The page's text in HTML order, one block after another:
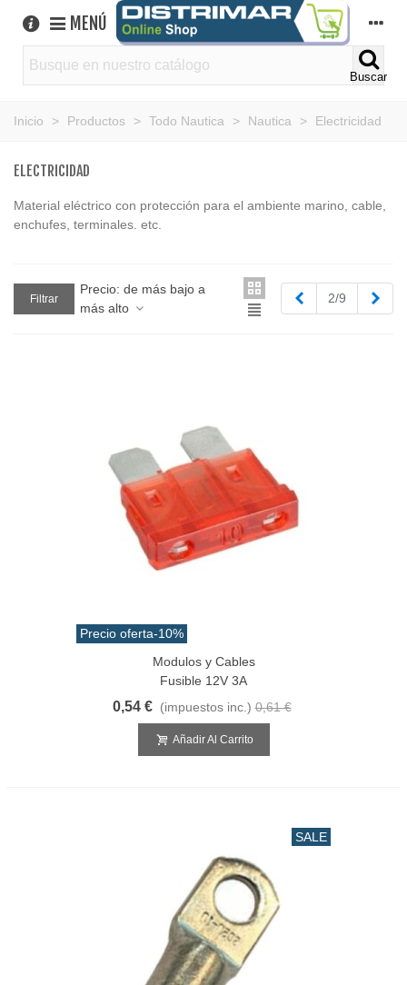
MENÚ
Buscar
Inicio > Productos > Todo Nautica > Nautica > Electricidad
ELECTRICIDAD
Material eléctrico con protección para el ambiente marino, cable,
enchufes, terminales. etc.
Filtrar
Precio: de más bajo a
más alto
Anterior
2/9
Precio oferta-10%
Modulos y Cables
Fusible 12V 3A
0,54 € (impuestos inc.) 0,61 €
Añadir Al Carrito
SALE